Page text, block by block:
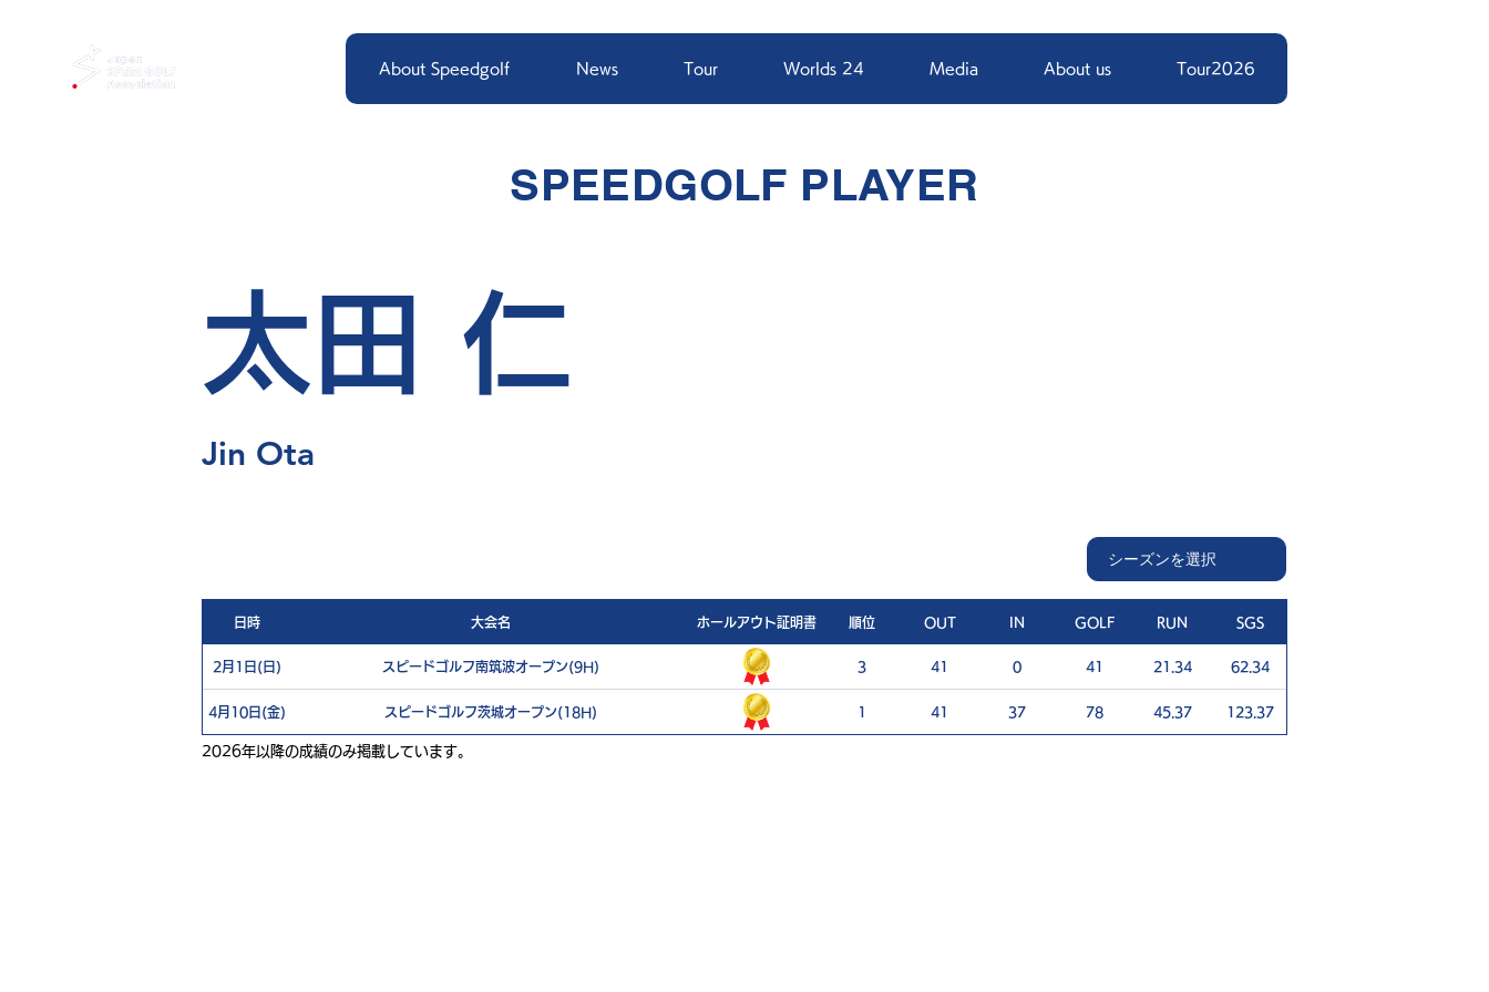
About Speedgolf News Tour Worlds 24 Media About us Tour2026
SPEEDGOLF PLAYER
太田 仁
Jin Ota
日時 大会名 ホールアウト証明書 順位 OUT IN GOLF RUN SGS
2月1日(日) スピードゴルフ南筑波オープン(9H) 3 41 0 41 21.34 62.34
4月10日(金) スピードゴルフ茨城オープン(18H) 1 41 37 78 45.37 123.37
2026年以降の成績のみ掲載しています。